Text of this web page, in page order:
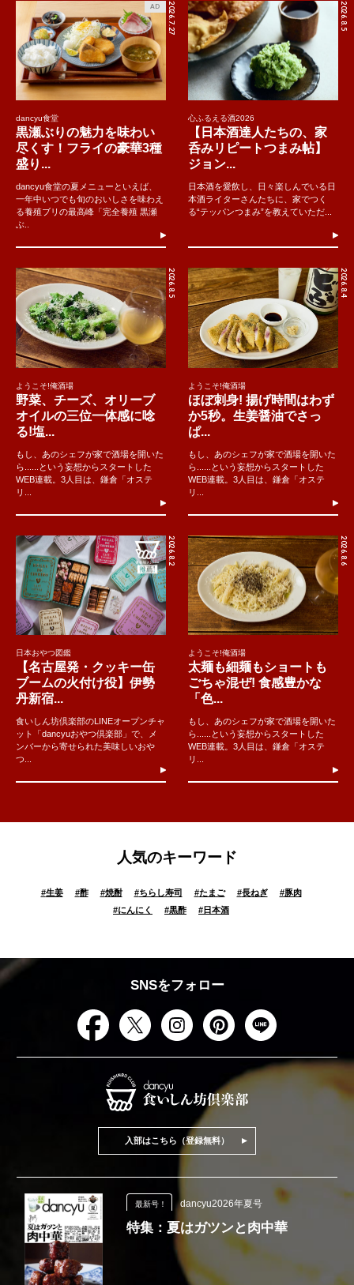
2026.7.27
AD
dancyu食堂
黒瀬ぶりの魅力を味わい
尽くす！フライの豪華3種
盛り...
dancyu食堂の夏メニューといえば、
一年中いつでも旬のおいしさを味わえ
る養殖ブリの最高峰「完全養殖 黒瀬
ぶ..
2026.8.5
心ふるえる酒2026
【日本酒達人たちの、家
呑みリピートつまみ帖】
ジョン...
日本酒を愛飲し、日々楽しんでいる日
本酒ライターさんたちに、家でつく
る“テッパンつまみ”を教えていただ...
2026.8.5
ようこそ!俺酒場
野菜、チーズ、オリーブ
オイルの三位一体感に唸
る!塩...
もし、あのシェフが家で酒場を開いた
ら......という妄想からスタートした
WEB連載。3人目は、鎌倉「オステ
リ...
2026.8.4
ようこそ!俺酒場
ほぼ刺身! 揚げ時間はわず
か5秒。生姜醤油でさっ
ぱ...
もし、あのシェフが家で酒場を開いた
ら......という妄想からスタートした
WEB連載。3人目は、鎌倉「オステ
リ...
2026.8.2
日本おやつ図鑑
【名古屋発・クッキー缶
ブームの火付け役】伊勢
丹新宿...
食いしん坊倶楽部のLINEオープンチャ
ット「dancyuおやつ倶楽部」で、メ
ンバーから寄せられた美味しいおや
つ...
2026.8.6
ようこそ!俺酒場
太麺も細麺もショートも
ごちゃ混ぜ! 食感豊かな
「色...
もし、あのシェフが家で酒場を開いた
ら......という妄想からスタートした
WEB連載。3人目は、鎌倉「オステ
リ...
人気のキーワード
#生姜 #酢 #焼酎 #ちらし寿司 #たまご #長ねぎ #豚肉
#にんにく #黒酢 #日本酒
SNSをフォロー
入部はこちら（登録無料）
最新号！ dancyu2026年夏号
特集：夏はガツンと肉中華